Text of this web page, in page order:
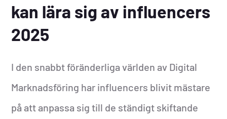
kan lära sig av influencers
2025
I den snabbt föränderliga världen av Digital
Marknadsföring har influencers blivit mästare
på att anpassa sig till de ständigt skiftande